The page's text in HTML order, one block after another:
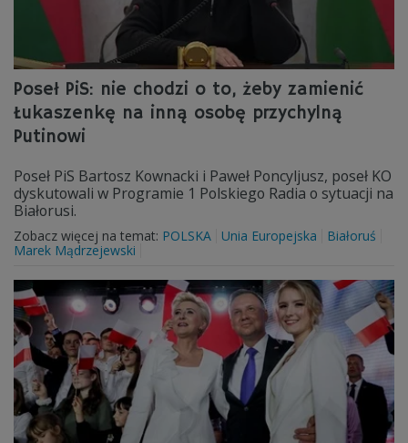
Poseł PiS: nie chodzi o to, żeby zamienić
Łukaszenkę na inną osobę przychylną
Putinowi
Poseł PiS Bartosz Kownacki i Paweł Poncyljusz, poseł KO
dyskutowali w Programie 1 Polskiego Radia o sytuacji na
Białorusi.
Zobacz więcej na temat: POLSKA Unia Europejska
Białoruś
Marek Mądrzejewski